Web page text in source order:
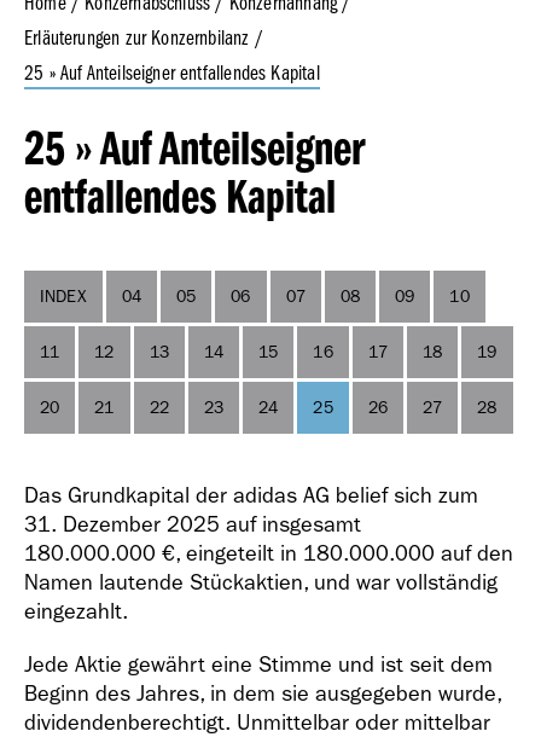
Geschäfts­bericht
2023
Geschäfts­bericht
2022
Geschäfts­bericht
2021
Erläuterungen zur Konzernbilanz
25 » Auf Anteilseigner entfallendes Kapital
25 » Auf Anteilseigner
entfallendes Kapital
INDEX 04 05 06 07 08 09 10
11 12 13 14 15 16 17 18 19
20 21 22 23 24 25 26 27 28
Das Grundkapital der adidas AG belief sich zum
31. Dezember 2025 auf insgesamt
180.000.000 €, eingeteilt in 180.000.000 auf den
Namen lautende Stückaktien, und war vollständig
eingezahlt.
Jede Aktie gewährt eine Stimme und ist seit dem
Beginn des Jahres, in dem sie ausgegeben wurde,
dividendenberechtigt. Unmittelbar oder mittelbar